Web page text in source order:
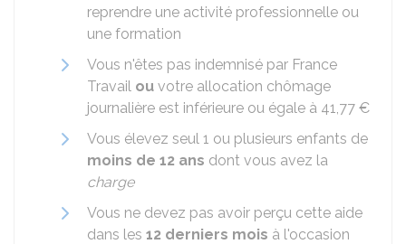
reprendre une activité professionnelle ou
une formation
Vous n'êtes pas indemnisé par France
Travail ou votre allocation chômage
journalière est inférieure ou égale à 41,77 €
Vous élevez seul 1 ou plusieurs enfants de
moins de 12 ans dont vous avez la
charge
Vous ne devez pas avoir perçu cette aide
dans les 12 derniers mois à l'occasion